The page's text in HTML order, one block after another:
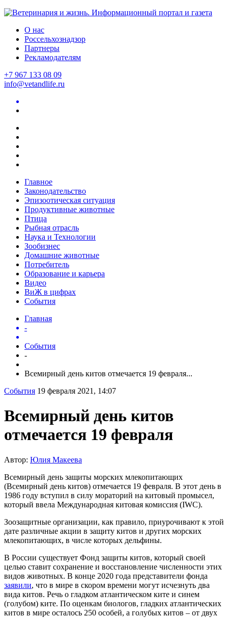
О нас
Россельхознадзор
Партнеры
Рекламодателям
+7 967 133 08 09
info@vetandlife.ru
Главное
Законодательство
Эпизоотическая ситуация
Продуктивные животные
Птица
Рыбная отрасль
Наука и Технологии
Зообизнес
Домашние животные
Потребитель
Образование и карьера
Видео
ВиЖ в цифрах
События
Главная
-
События
-
Всемирный день китов отмечается 19 февраля...
События 19 февраля 2021, 14:07
Всемирный день китов
отмечается 19 февраля
Автор: Юлия Макеева
Всемирный день защиты морских млекопитающих
(Всемирный день китов) отмечается 19 февраля. В этот день в
1986 году вступил в силу мораторий на китовый промысел,
который ввела Международная китовая комиссия (IWC).
Зоозащитные организации, как правило, приурочивают к этой
дате различные акции в защиту китов и других морских
млекопитающих, в числе которых дельфины.
В России существует Фонд защиты китов, который своей
целью ставит сохранение и восстановление численности этих
видов животных. В конце 2020 года представители фонда
заявили, что в мире в скором времени могут исчезнуть два
вида китов. Речь о гладком атлантическом ките и синем
(голубом) ките. По оценкам биологов, гладких атлантических
китов в мире осталось 250 особей, а голубых китов – от двух